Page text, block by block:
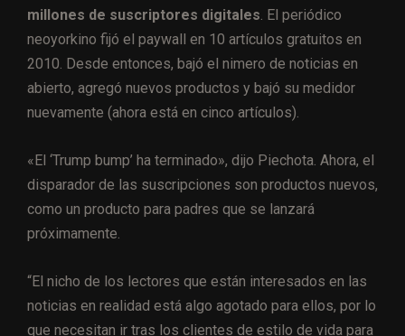
millones de suscriptores digitales . El periódico
neoyorkino fijó el paywall en 10 artículos gratuitos en
2010. Desde entonces, bajó el nimero de noticias en
abierto, agregó nuevos productos y bajó su medidor
nuevamente (ahora está en cinco artículos).
«El ‘Trump bump’ ha terminado», dijo Piechota. Ahora, el
disparador de las suscripciones son productos nuevos,
como un producto para padres que se lanzará
próximamente.
“El nicho de los lectores que están interesados ​​en las
noticias en realidad está algo agotado para ellos, por lo
que necesitan ir tras los clientes de estilo de vida para